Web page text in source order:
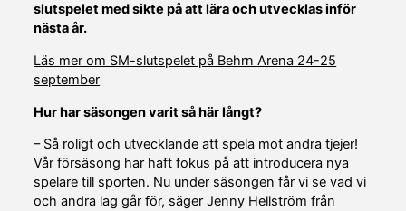
slutspelet med sikte på att lära och utvecklas inför
nästa år.
Läs mer om SM-slutspelet på Behrn Arena 24-25
september
Hur har säsongen varit så här långt?
– Så roligt och utvecklande att spela mot andra tjejer!
Vår försäsong har haft fokus på att introducera nya
spelare till sporten. Nu under säsongen får vi se vad vi
och andra lag går för, säger Jenny Hellström från